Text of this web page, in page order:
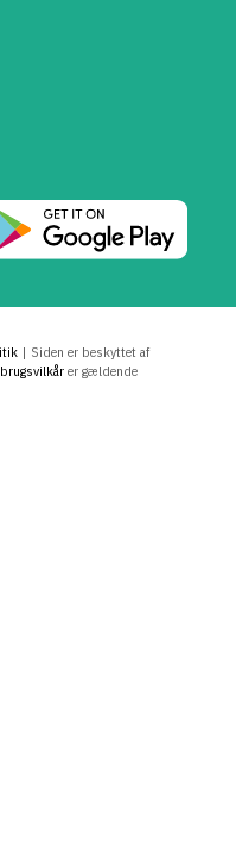
| Siden er beskyttet af
brugsvilkår er gældende